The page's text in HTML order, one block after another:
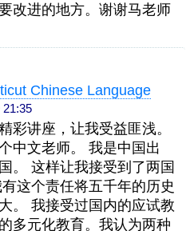
改进的地方。谢谢马老师
Chinese Language
21:35
彩讲座，让我受益匪浅。
中文老师。 我是中国出
。 这样让我接受到了两国
这个责任将五千年的历史
。 我接受过国内的应试教
多元化教育。我认为两种